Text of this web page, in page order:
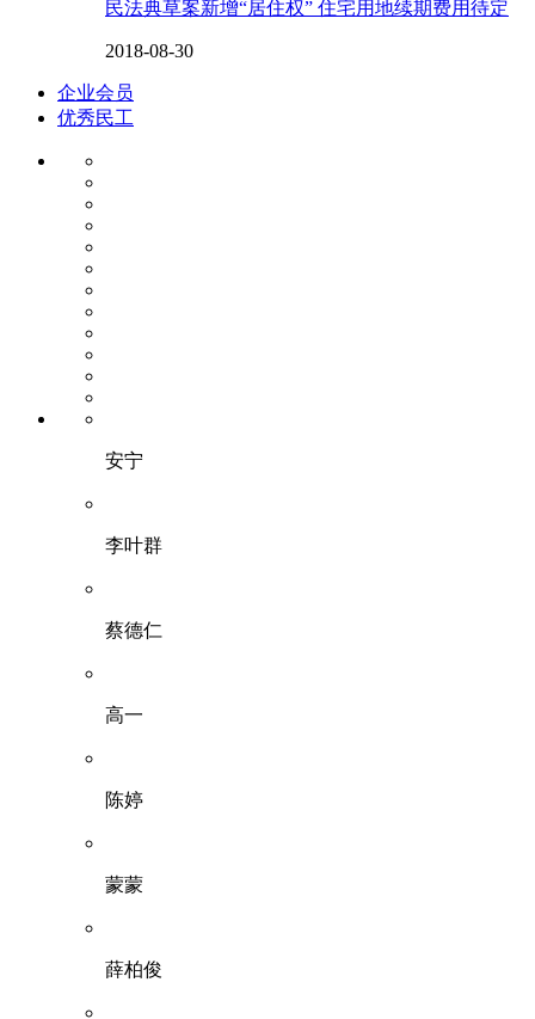
民法典草案新增“居住权” 住宅用地续期费用待定
2018-08-30
企业会员
优秀民工
安宁
李叶群
蔡德仁
高一
陈婷
蒙蒙
薛柏俊